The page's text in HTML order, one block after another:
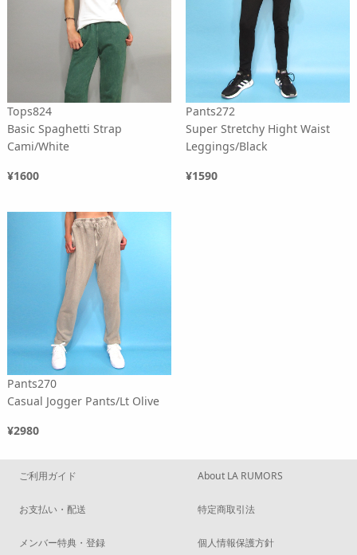
Tops824
Basic Spaghetti Strap
Cami/White
¥1600
Pants272
Super Stretchy Hight Waist
Leggings/Black
¥1590
Pants270
Casual Jogger Pants/Lt Olive
¥2980
ご利用ガイド
お支払い・配送
メンバー特典・登録
About LA RUMORS
特定商取引法
個人情報保護方針